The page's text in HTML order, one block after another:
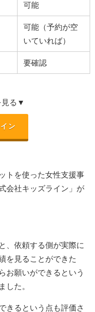
可能
可能（予約が空
いていれば）
要確認
見る▼
ン
トを使った女性支援事
会社キッズライン 」が
、依頼する側が実際に
を見ることができた
お願いができるという
した。
きるという点も評価さ